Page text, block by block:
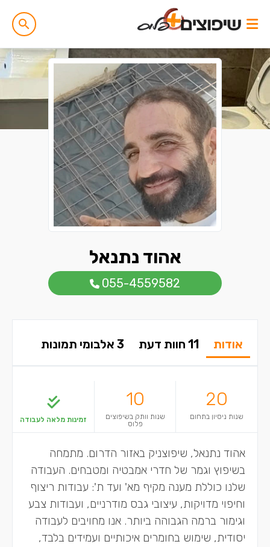
אהוד נתנאל
055-4559582
אודות 11 חוות דעת 3 אלבומי תמונות
אהוד נתנאל, שיפוצניק באזור הדרום. מתמחה
בשיפוץ וגמר של חדרי אמבטיה ומטבחים. העבודה
שלנו כוללת מענה מקיף מא' ועד ת': עבודות ריצוף
וחיפוי מדויקות, עיצובי גבס מודרניים, ועבודות צבע
וגימור ברמה הגבוהה ביותר. אנו מחויבים לעבודה
יסודית, שימוש בחומרים איכותיים ועמידים בלבד,
20
שנות ניסיון בתחום
10
שנות וותק בשיפוצים
פלוס
זמינות מלאה לעבודה